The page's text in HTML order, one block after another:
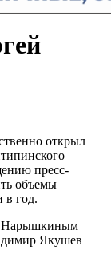
открыл
пресс-
объемы
в год.
Нарышкиным
Якушев